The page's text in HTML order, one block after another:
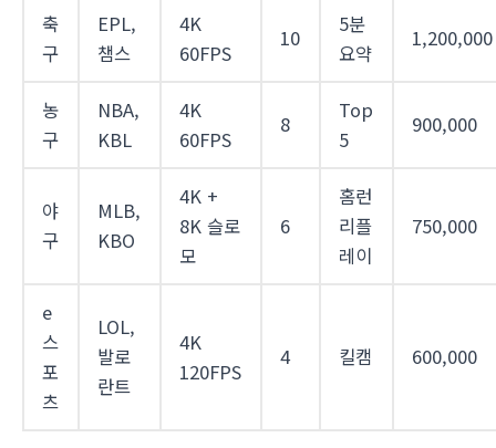
축
구
EPL,
챔스
4K
60FPS
10
5분
요약
1,200,000
농
구
NBA,
KBL
4K
60FPS
8
Top
5
900,000
야
구
MLB,
KBO
4K +
8K 슬로
모
6
홈런
리플
레이
750,000
e
스
포
츠
LOL,
발로
란트
4K
120FPS
4 킬캠 600,000